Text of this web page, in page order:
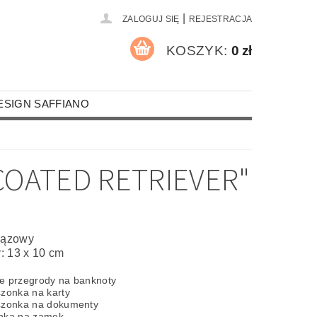
ZALOGUJ SIĘ REJESTRACJA
KOSZYK: 0 zł
SAFFIANO
RZEMIEŚLNICY I STRAŹACY
KOSZULKI
OKULARY
SKÓRZANE FORMATU A4
RETRIEVER"
13 x 10 cm
przegrody na banknoty
na karty
na dokumenty